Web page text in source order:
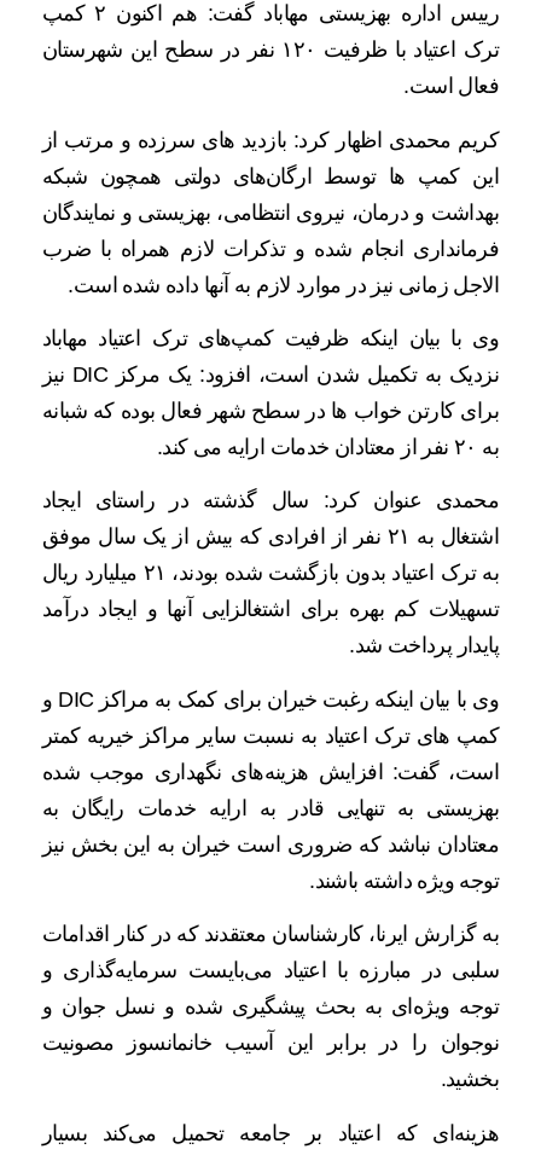
رییس اداره بهزیستی مهاباد گفت: هم اکنون ۲ کمپ
ترک اعتیاد با ظرفیت ۱۲۰ نفر در سطح این شهرستان
فعال است.
کریم محمدی اظهار کرد: بازدید های سرزده و مرتب از
این کمپ ها توسط ارگان‌های دولتی همچون شبکه
بهداشت و درمان، نیروی انتظامی، بهزیستی و نمایندگان
فرمانداری انجام شده و تذکرات لازم همراه با ضرب
الاجل زمانی نیز در موارد لازم به آنها داده شده است.
وی با بیان اینکه ظرفیت کمپ‌های ترک اعتیاد مهاباد
نزدیک به تکمیل شدن است، افزود: یک مرکز DIC نیز
برای کارتن خواب ها در سطح شهر فعال بوده که شبانه
به ۲۰ نفر از معتادان خدمات ارایه می کند.
محمدی عنوان کرد: سال گذشته در راستای ایجاد
اشتغال به ۲۱ نفر از افرادی که بیش از یک سال موفق
به ترک اعتیاد بدون بازگشت شده بودند، ۲۱ میلیارد ریال
تسهیلات کم بهره برای اشتغالزایی آنها و ایجاد درآمد
پایدار پرداخت شد.
وی با بیان اینکه رغبت خیران برای کمک به مراکز DIC و
کمپ های ترک اعتیاد به نسبت سایر مراکز خیریه کمتر
است، گفت: افزایش هزینه‌های نگهداری موجب شده
بهزیستی به تنهایی قادر به ارایه خدمات رایگان به
معتادان نباشد که ضروری است خیران به این بخش نیز
توجه ویژه داشته باشند.
به گزارش ایرنا، کارشناسان معتقدند که در کنار اقدامات
سلبی در مبارزه با اعتیاد می‌بایست سرمایه‌گذاری و
توجه ویژه‌ای به بحث پیشگیری شده و نسل جوان و
نوجوان را در برابر این آسیب خانمانسوز مصونیت
بخشید.
هزینه‌ای که اعتیاد بر جامعه تحمیل می‌کند بسیار